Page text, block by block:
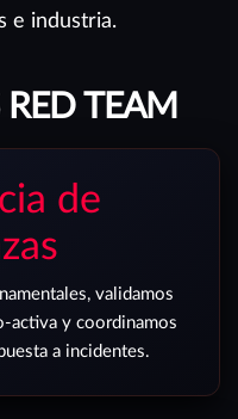
e industria.
TEAM
de
validamos
activa y coordinamos
a incidentes.